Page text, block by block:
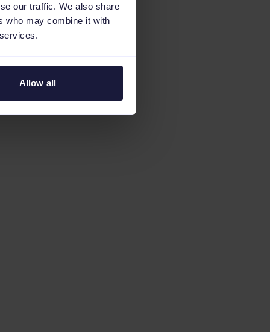
our traffic. We also share
who may combine it with
Allow all